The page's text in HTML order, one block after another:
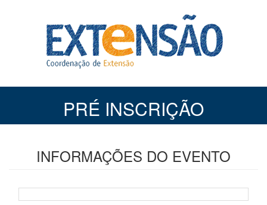
PRÉ INSCRIÇÃO
INFORMAÇÕES DO EVENTO